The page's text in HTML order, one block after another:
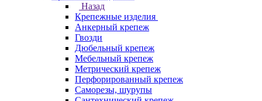
Назад
Крепежные изделия
Анкерный крепеж
Гвозди
Дюбельный крепеж
Мебельный крепеж
Метрический крепеж
Перфорированный крепеж
Саморезы, шурупы